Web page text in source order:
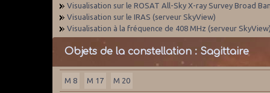
Visualisation sur le ROSAT All-Sky X-ray Survey Broad
Visualisation sur le IRAS (serveur SkyView)
Visualisation à la fréquence de 408 MHz (serveur
Objets de la constellation : Sagittaire
M 8 M 17 M 20